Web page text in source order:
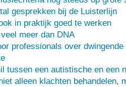
gesprekken bij de Luisterlijn
in praktijk goed te werken
meer dan DNA
professionals over dwingende
tussen een autistische en een
alleen klachten behandelen,